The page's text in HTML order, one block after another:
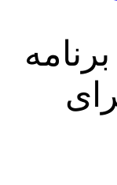
دانلود surf vpn برنامه